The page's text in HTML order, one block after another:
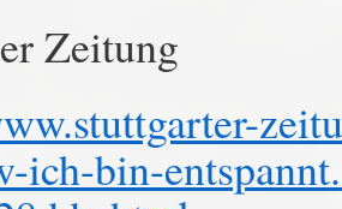
Zeitung
ich-bin-